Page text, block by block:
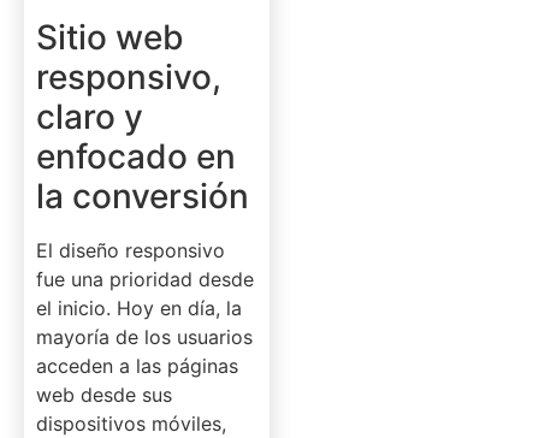
Sitio web
responsivo,
claro y
enfocado en
la conversión
El diseño responsivo
fue una prioridad desde
el inicio. Hoy en día, la
mayoría de los usuarios
acceden a las páginas
web desde sus
dispositivos móviles,